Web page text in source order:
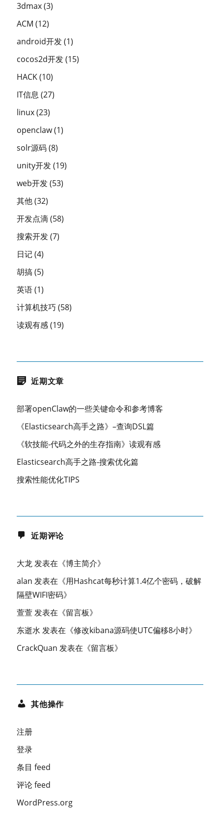
3dmax(3)
ACM (12)
android开发(1)
cocos2d开发(15)
HACK(10)
IT信息 (27)
linux(23)
openclaw(1)
solr源码(8)
unity开发(19)
web开发(53)
其他(32)
开发点滴(58)
搜索开发(7)
日记(4)
胡搞(5)
英语(1)
计算机技巧 (58)
读观有感(19)
近期文章
部署openClaw的一些关键命令和参考博客
《Elasticsearch高手之路》–查询DSL篇
《软技能-代码之外的生存指南》读观有感
Elasticsearch高手之路-搜索优化篇
搜索性能优化TIPS
近期评论
大龙发表在《博主简介》
alan 发表在《用Hashcat每秒计算1.4亿个密码，破解
隔壁WIFI密码》
萱萱发表在《留言板》
东逝水 发表在《修改kibana源码使UTC偏移8小时》
CrackQuan 发表在《留言板》
其他操作
注册
登录
条目 feed
评论 feed
WordPress.org